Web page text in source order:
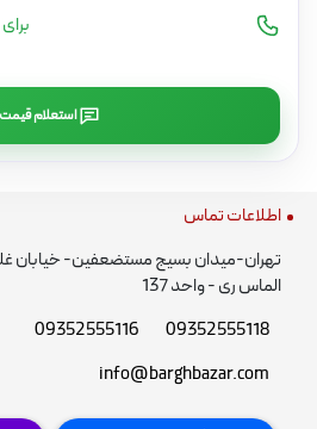
استعلام قیمت
اطلاعات تماس
تهران-میدان بسیج مستضعفین- خیابان
الماس ری - واحد 137
09352555118
09352555116
info@barghbazar.com